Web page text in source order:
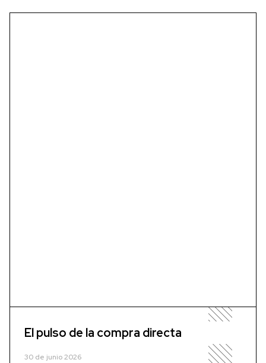
El pulso de la compra directa
30 de junio 2026